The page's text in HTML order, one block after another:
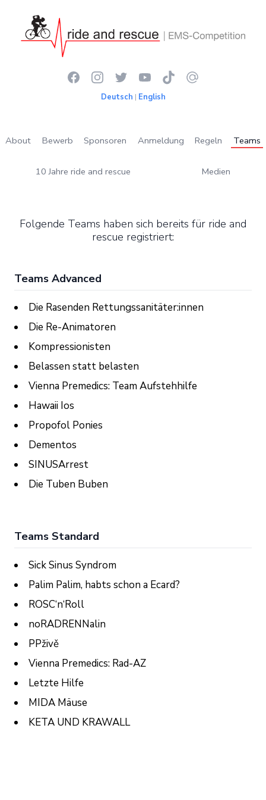
Deutsch | English
About Bewerb Sponsoren Anmeldung Regeln Teams
10 Jahre ride and rescue Medien
Folgende Teams haben sich bereits für ride and
rescue registriert:
Teams Advanced
Die Rasenden Rettungssanitäter:innen
Die Re-Animatoren
Kompressionisten
Belassen statt belasten
Vienna Premedics: Team Aufstehhilfe
Hawaii Ios
Propofol Ponies
Dementos
SINUSArrest
Die Tuben Buben
Teams Standard
Sick Sinus Syndrom
Palim Palim, habts schon a Ecard?
ROSC‘n‘Roll
noRADRENNalin
PPživě
Vienna Premedics: Rad-AZ
Letzte Hilfe
MIDA Mäuse
KETA UND KRAWALL